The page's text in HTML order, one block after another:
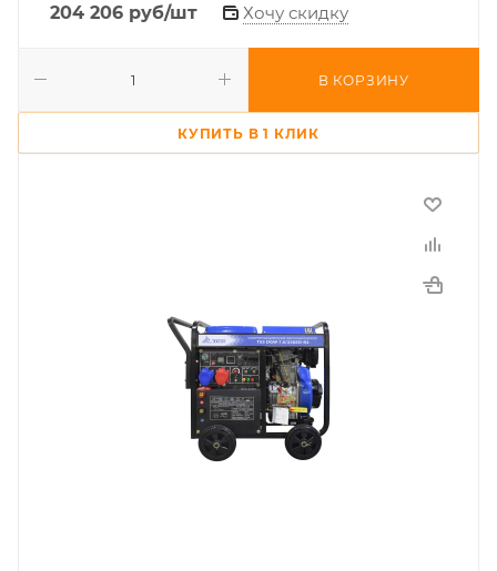
204 206 руб/шт Хочу скидку
В КОРЗИНУ
КУПИТЬ В 1 КЛИК